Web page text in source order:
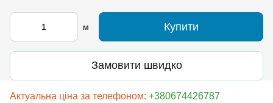
м Купити
Замовити швидко
Актуальна ціна за телефоном: +380674426787